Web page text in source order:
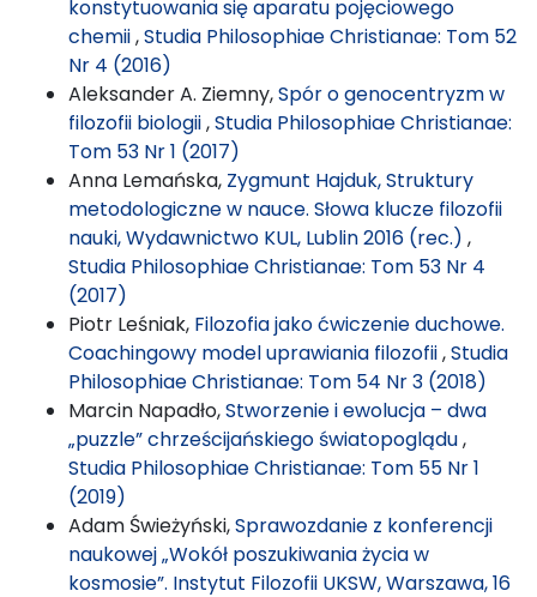
konstytuowania się aparatu pojęciowego
chemii,Studia Philosophiae Christianae: Tom 52
Nr 4 (2016)
Aleksander A. Ziemny,Spór o genocentryzm w
filozofii biologii,Studia Philosophiae Christianae:
Tom 53 Nr 1 (2017)
Anna Lemańska, Zygmunt Hajduk, Struktury
metodologiczne w nauce. Słowa klucze filozofii
nauki, Wydawnictwo KUL, Lublin 2016 (rec.) ,
Studia Philosophiae Christianae: Tom 53 Nr 4
(2017)
Piotr Leśniak, Filozofia jako ćwiczenie duchowe.
Coachingowy model uprawiania filozofii,Studia
Philosophiae Christianae: Tom 54 Nr 3 (2018)
Marcin Napadło,Stworzenie i ewolucja – dwa
„puzzle” chrześcijańskiego światopoglądu,
Studia Philosophiae Christianae: Tom 55 Nr 1
(2019)
Adam Świeżyński,Sprawozdanie z konferencji
naukowej „Wokół poszukiwania życia w
kosmosie”. Instytut Filozofii UKSW, Warszawa, 16